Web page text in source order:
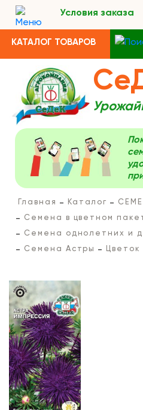
Условия заказа
КАТАЛОГ ТОВАРОВ
Главная Каталог
Семена в цветном
Семена однолетних и
Семена Астры